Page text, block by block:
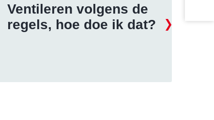
Ventileren volgens de
regels, hoe doe ik dat?